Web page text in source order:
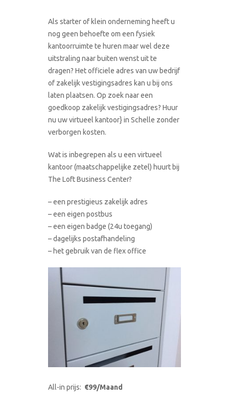
Als starter of klein onderneming heeft u
nog geen behoefte om een fysiek
kantoorruimte te huren maar wel deze
uitstraling naar buiten wenst uit te
dragen? Het officiele adres van uw bedrijf
of zakelijk vestigingsadres kan u bij ons
laten plaatsen. Op zoek naar een
goedkoop zakelijk vestigingsadres? Huur
nu uw virtueel kantoor} in Schelle zonder
verborgen kosten.
Wat is inbegrepen als u een virtueel
kantoor (maatschappelijke zetel) huurt bij
The Loft Business Center?
– een prestigieus zakelijk adres
– een eigen postbus
– een eigen badge (24u toegang)
– dagelijks postafhandeling
– het gebruik van de flex office
All-in prijs: €99/Maand